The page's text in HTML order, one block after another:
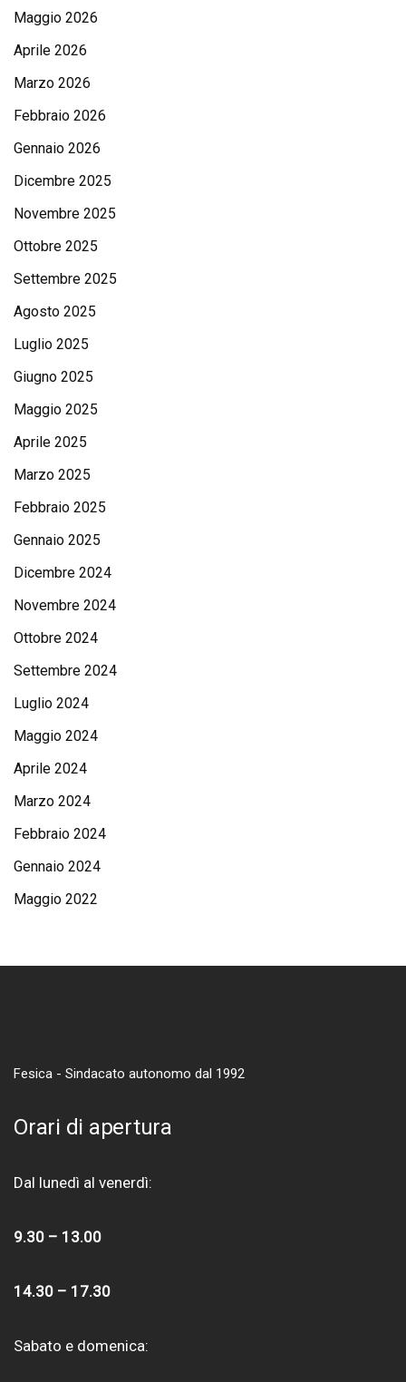
Maggio 2026
Aprile 2026
Marzo 2026
Febbraio 2026
Gennaio 2026
Dicembre 2025
Novembre 2025
Ottobre 2025
Settembre 2025
Agosto 2025
Luglio 2025
Giugno 2025
Maggio 2025
Aprile 2025
Marzo 2025
Febbraio 2025
Gennaio 2025
Dicembre 2024
Novembre 2024
Ottobre 2024
Settembre 2024
Luglio 2024
Maggio 2024
Aprile 2024
Marzo 2024
Febbraio 2024
Gennaio 2024
Maggio 2022
Fesica - Sindacato autonomo dal 1992
Orari di apertura
Dal lunedì al venerdì:
9.30 – 13.00
14.30 – 17.30
Sabato e domenica: